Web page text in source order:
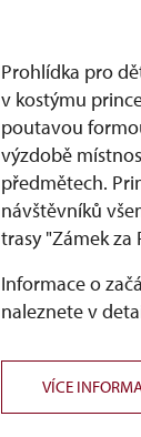
Prohlídka pro
v kostýmu
poutavou
výzdobě
předmětech.
návštěvníků
trasy "Zámek za
Informace o
naleznete v
VÍCE